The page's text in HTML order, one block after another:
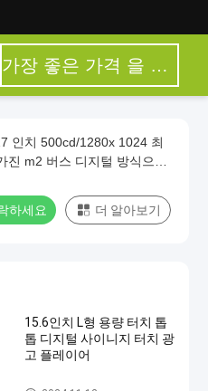
가장 좋은 가격 을 구하라
인치 500cd/1280x 1024 최
진 m2 버스 디지털 방식으로
하세요 더 알아보기
15.6인치 L형 용량 터치 톱
톱 디지털 사이니지 터치 광
고 플레이어